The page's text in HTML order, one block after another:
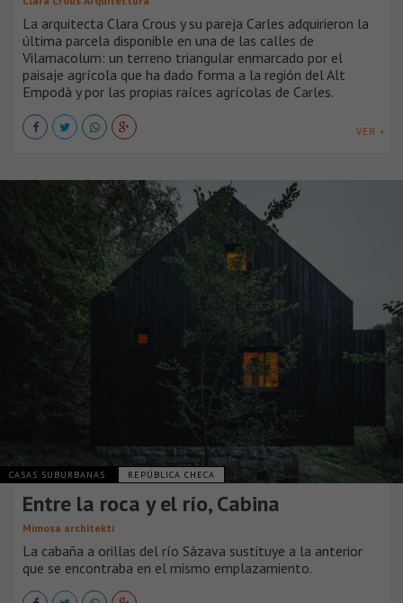
La arquitecta Clara Crous y su pareja Carles adquirieron la
última parcela disponible en una de las calles de
Vilamacolum: un terreno triangular enmarcado por el
paisaje agrícola que ha dado forma a la región del Alt
Empodà y por las propias raíces agrícolas de Carles.
VER +
CASAS SUBURBANAS REPÚBLICA CHECA
Entre la roca y el río, Cabina
Mimosa architekti
La cabaña a orillas del río Sázava sustituye a la anterior
que se encontraba en el mismo emplazamiento.